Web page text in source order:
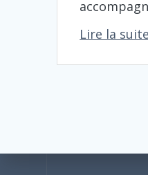
Lire la suite